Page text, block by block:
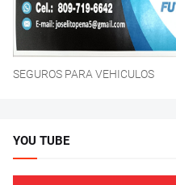
SEGUROS PARA VEHICULOS
YOU TUBE